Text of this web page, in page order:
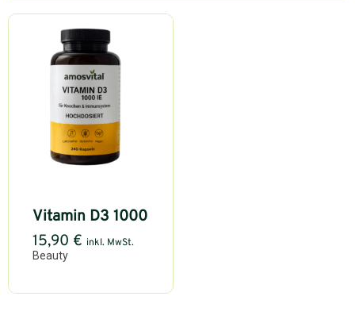
Beauty
Vitamin D3 1000
15,90 € inkl. MwSt.